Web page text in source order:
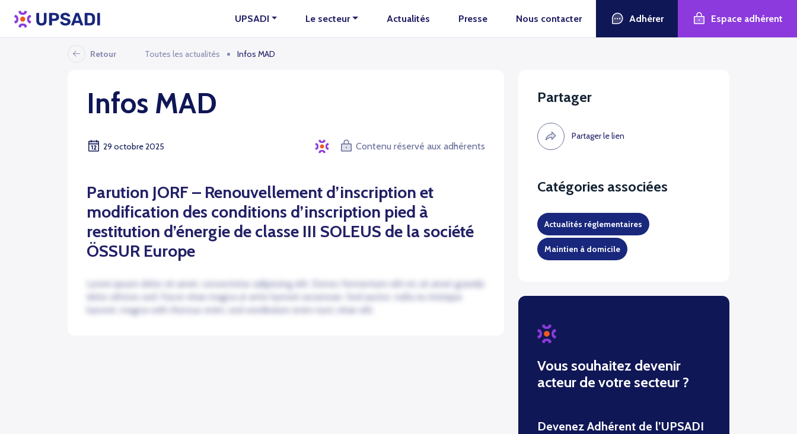
UPSADI Le secteur Actualités Presse Nous contacter Adhérer Espace adhérent
Retour Toutes les actualités Infos MAD
Infos MAD
29 octobre 2025 Contenu réservé aux adhérents
Parution JORF – Renouvellement d’inscription et
modification des conditions d’inscription pied à
restitution d’énergie de classe III SOLEUS de la société
ÖSSUR Europe
Lorem ipsum dolor sit amet, consectetur adipiscing elit. Donec fermentum elit mi, sit amet gravida
dolor ultrices sed. Fusce vitae magna ut ante laoreet accumsan. Sed auctor, nulla eu tristique
laoreet, magna velit rhoncus enim, sed vestibulum enim nunc vitae elit.
Partager
Partager le lien
Catégories associées
Actualités réglementaires
Maintien à domicile
Vous souhaitez devenir
acteur de votre secteur ?
Devenez Adhérent de l’UPSADI